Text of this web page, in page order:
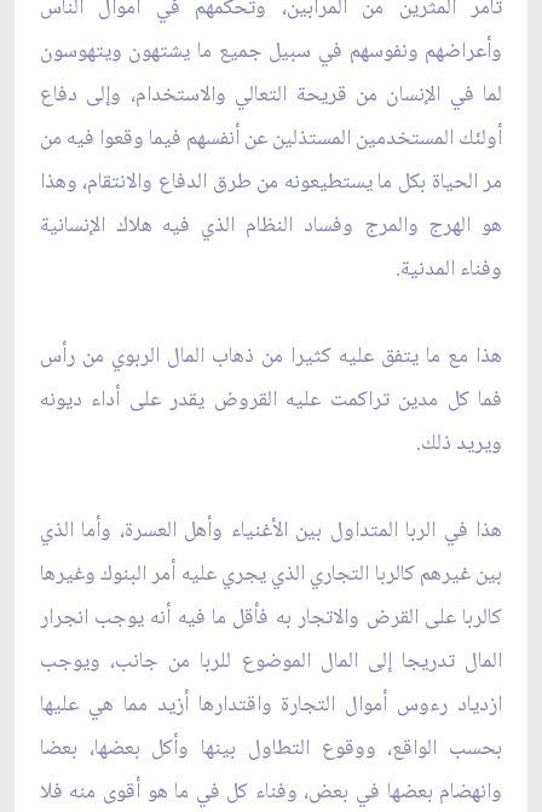
تأمر المثرين من المرابين، وتحكمهم في أموال الناس
وأعراضهم ونفوسهم في سبيل جميع ما يشتهون ويتهوسون
لما في الإنسان من قريحة التعالي والاستخدام، وإلى دفاع
أولئك المستخدمين المستذلين عن أنفسهم فيما وقعوا فيه من
مر الحياة بكل ما يستطيعونه من طرق الدفاع والانتقام، وهذا
هو الهرج والمرج وفساد النظام الذي فيه هلاك الإنسانية
وفناء المدنية.
هذا مع ما يتفق عليه كثيرا من ذهاب المال الربوي من رأس
فما كل مدين تراكمت عليه القروض يقدر على أداء ديونه
ويريد ذلك.
هذا في الربا المتداول بين الأغنياء وأهل العسرة، وأما الذي
بين غيرهم كالربا التجاري الذي يجري عليه أمر البنوك وغيرها
كالربا على القرض والاتجار به فأقل ما فيه أنه يوجب انجرار
المال تدريجا إلى المال الموضوع للربا من جانب، ويوجب
ازدياد رءوس أموال التجارة واقتدارها أزيد مما هي عليها
بحسب الواقع، ووقوع التطاول بينها وأكل بعضها، بعضا
وانهضام بعضها في بعض، وفناء كل في ما هو أقوى منه فلا